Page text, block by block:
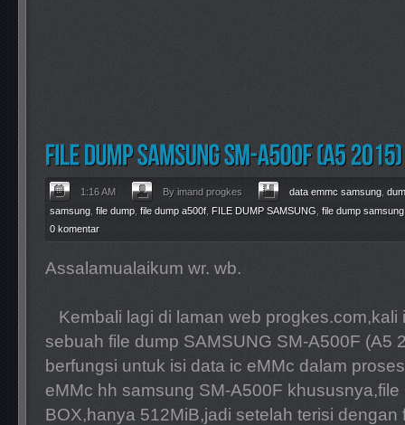
1:16 AM By imand progkes data emmc samsung
samsung file dump file dump a500f, FILE DUMP SAMSUNG file dump
0 komentar
Assalamualaikum wr. wb.
Kembali lagi di laman web progkes.com,kali
sebuah file dump SAMSUNG SM-A500F (A5
berfungsi untuk isi data ic eMMc dalam
eMMc hh samsung SM-A500F
BOX,hanya 512MiB,jadi setelah terisi